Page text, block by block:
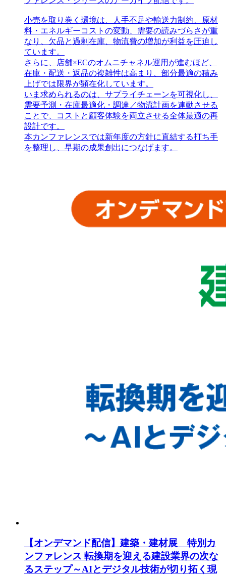
小売を取り巻く環境は、人手不足や輸送力制約、原材
料・エネルギーコストの変動、需要の読みづらさが重
なり、欠品と過剰在庫、物流費の増加が利益を圧迫し
ています。
さらに、店舗×ECのオムニチャネル運用が進むほど、
在庫・配送・返品の複雑性は高まり、部分最適の積み
上げでは限界が顕在化しています。
いま求められるのは、サプライチェーンを可視化し、
需要予測・在庫最適化・調達／物流計画を連動させる
ことで、コストと顧客体験を両立させる全体最適の再
設計です。
本カンファレンスでは新年度の方針に直結する打ち手
を整理し、早期の成果創出につなげます。
【オンデマンド配信】建築・建材展 特別カ
ンファレンス 転換期を迎える建設業界の次な
るステップ～AIとデジタル技術が切り拓く現